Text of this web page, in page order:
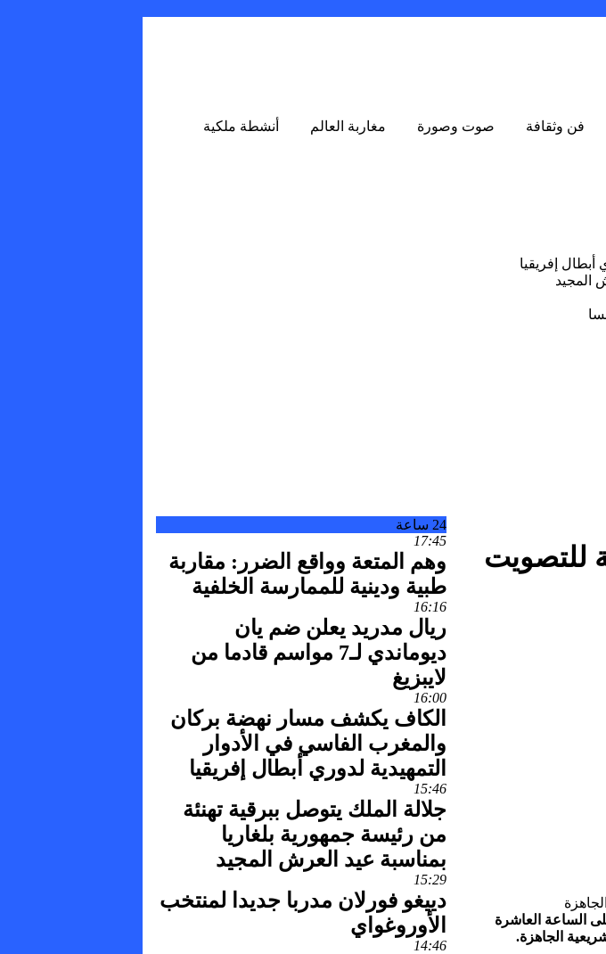
فن وثقافة صوت وصورة مغاربة العالم أنشطة ملكية
إفريقيا
المجيد
للتصويت
مجلس النواب عن عقد جلسة عمومية يوم الثلاثاء 19 ماي 2026 على الساعة العاشرة
الجاهزة.
24 ساعة
17:45
وهم المتعة وواقع الضرر: مقاربة
طبية ودينية للممارسة الخلفية
16:16
ريال مدريد يعلن ضم يان
ديوماندي لـ7 مواسم قادما من
لايبزيغ
16:00
الكاف يكشف مسار نهضة بركان
والمغرب الفاسي في الأدوار
التمهيدية لدوري أبطال إفريقيا
15:46
جلالة الملك يتوصل ببرقية تهنئة
من رئيسة جمهورية بلغاريا
بمناسبة عيد العرش المجيد
15:29
دييغو فورلان مدربا جديدا لمنتخب
الأوروغواي
14:46